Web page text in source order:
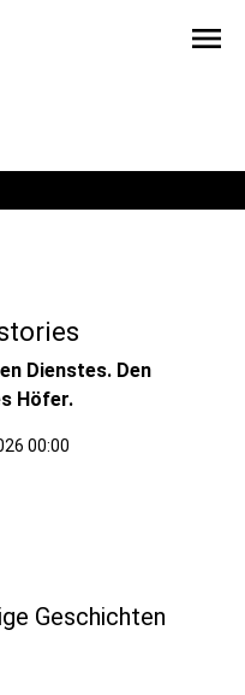
menu
Dienstes. Den
Höfer.
00:00
Geschichten